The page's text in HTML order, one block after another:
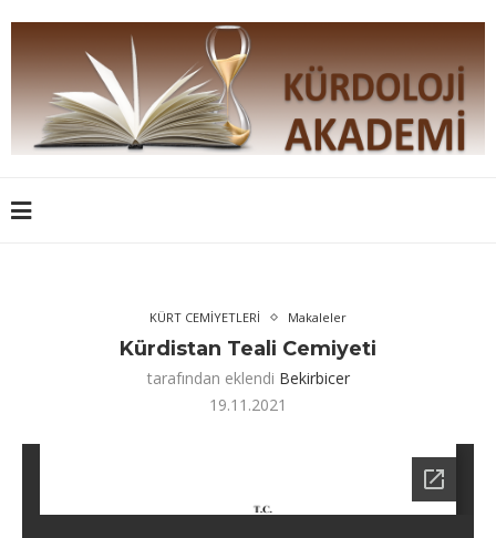
KÜRT CEMİYETLERİ Makaleler
Kürdistan Teali Cemiyeti
tarafından eklendi Bekirbicer
19.11.2021